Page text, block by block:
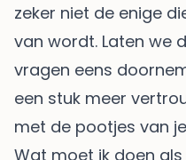
zeker niet de enige
van wordt. Laten we
vragen eens
een stuk meer
met de pootjes van
Wat moet ik doen